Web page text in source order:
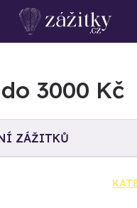
3000 Kč
ZÁŽITKŮ